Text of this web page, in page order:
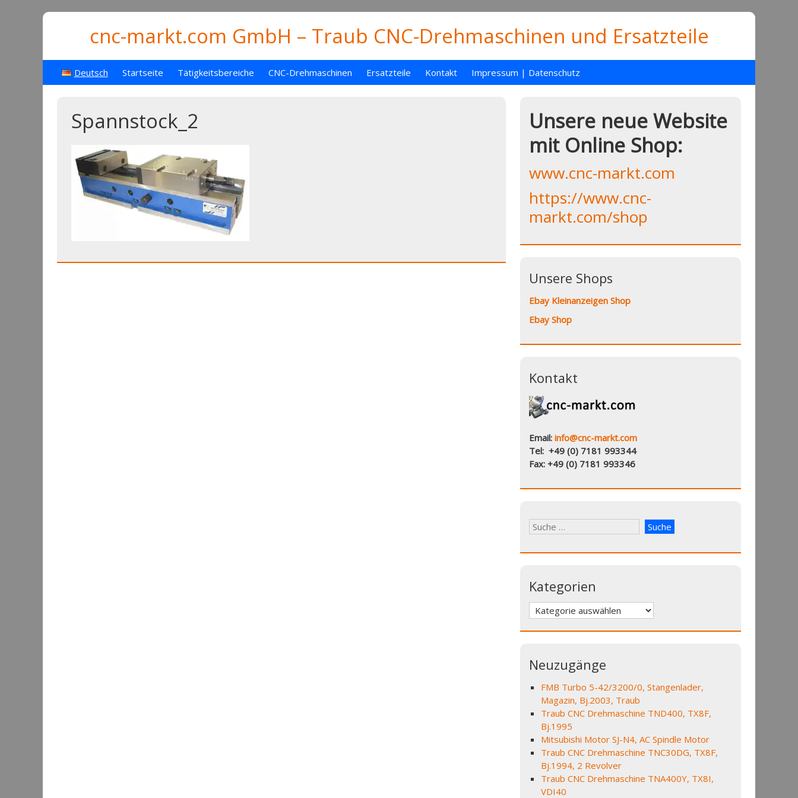
cnc-markt.com GmbH – Traub CNC-Drehmaschinen und Ersatzteile
Deutsch Startseite Tätigkeitsbereiche CNC-Drehmaschinen Ersatzteile Kontakt Impressum | Datenschutz
Spannstock_2
Unsere neue Website
mit Online Shop:
www.cnc-markt.com
https://www.cnc-
markt.com/shop
Unsere Shops
Ebay Kleinanzeigen Shop
Ebay Shop
Kontakt
Email: info@cnc-markt.com
Tel: +49 (0) 7181 993344
Fax: +49 (0) 7181 993346
Kategorien
Kategorien
Neuzugänge
FMB Turbo 5-42/3200/0, Stangenlader,
Magazin, Bj.2003, Traub
Traub CNC Drehmaschine TND400, TX8F,
Bj.1995
Mitsubishi Motor SJ-N4, AC Spindle Motor
Traub CNC Drehmaschine TNC30DG, TX8F,
Bj.1994, 2 Revolver
Traub CNC Drehmaschine TNA400Y, TX8I,
VDI40